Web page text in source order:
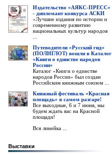
Издательство «АЯКС-ПРЕСС»
- дипломант конкурса АСКИ
«Лучшие издания по истории и
современному развитию
национальных культур народов
Путеводители «Русский гид»
(ПОЛИГЛОТ) вошли в Каталог
«Книги о единстве народов
России»
Каталог «Книги о единстве
народов России» был создан
Российским книжным союзом ...
Книжный фестиваль «Красная
площадь» в самом разгаре!
Все выходные, 6 и 7 июня, мы
будем ждать вас на Красной
площади!
Вся линейка ...
Выставки